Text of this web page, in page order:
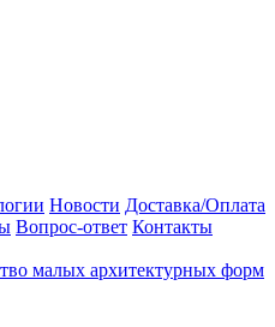
Новости Доставка/Оплата
Вопрос-ответ Контакты